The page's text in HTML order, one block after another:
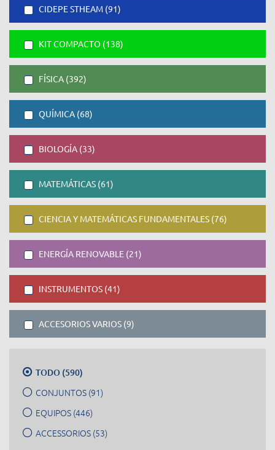
CIDEPE STHEAM (91)
KIT COMPACTO (138)
FÍSICA (392)
QUÍMICA (68)
BIOLOGÍA (33)
MATEMÁTICAS (61)
CIENCIA Y MATEMÁTICAS FUNDAMENTALES (76)
ENERGÍA RENOVABLE (21)
INSTRUMENTOS (41)
ACCESORIOS VARIOS (9)
TODO (590)
CONJUNTOS (91)
EQUIPOS (446)
ACCESSORIOS (53)